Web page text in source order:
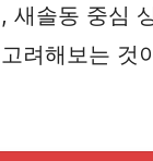
새솔동 중심
려해보는